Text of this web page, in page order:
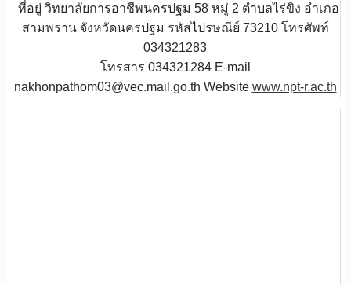
ที่อยู่ วิทยาลัยการอาชีพนครปฐม 58 หมู่ 2 ตำบลไร่ขิง อำเภอ
สามพราน จังหวัดนครปฐม รหัสไปรษณีย์ 73210 โทรศัพท์
034321283
โทรสาร 034321284 E-mail
nakhonpathom03@vec.mail.go.th Website www.npt-r.ac.th